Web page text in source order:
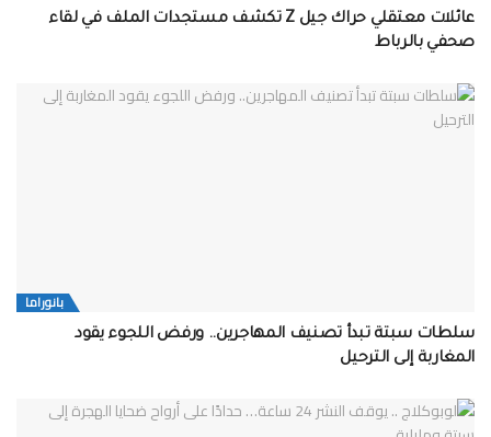
عائلات معتقلي حراك جيل Z تكشف مستجدات الملف في لقاء
صحفي بالرباط
بانوراما
سلطات سبتة تبدأ تصنيف المهاجرين.. ورفض اللجوء يقود
المغاربة إلى الترحيل